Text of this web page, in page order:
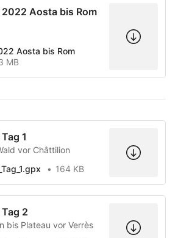
Aosta bis Rom
Aosta bis Rom
MB
1
vor Châttilion
164 KB
2
bis Plateau vor Verrès